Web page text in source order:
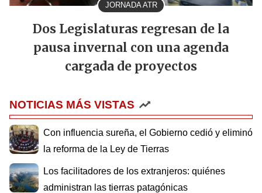
JORNADA ATR
Dos Legislaturas regresan de la
pausa invernal con una agenda
cargada de proyectos
NOTICIAS MÁS VISTAS
Con influencia sureña, el Gobierno cedió y eliminó
la reforma de la Ley de Tierras
Los facilitadores de los extranjeros: quiénes
administran las tierras patagónicas